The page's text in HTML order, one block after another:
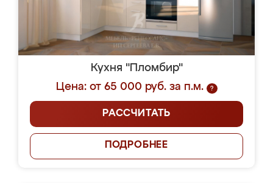
Кухня "Пломбир"
Цена: от 65 000 руб. за п.м.
?
РАССЧИТАТЬ
ПОДРОБНЕЕ